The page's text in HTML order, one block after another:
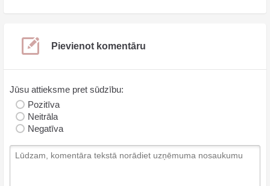
Pievienot komentāru
Jūsu attieksme pret sūdzību:
Pozitīva
Neitrāla
Negatīva